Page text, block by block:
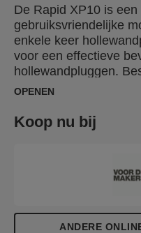
De Rapid XP10 is
gebruiksvriendelijke
enkele keer
voor een effectieve
hollewandpluggen.
lange stalen arm
plaatsen van een
schroef in 9,5 mm of
hollewandpluggen,
de juiste diameter.
OPENEN
Koop nu bij
ANDERE